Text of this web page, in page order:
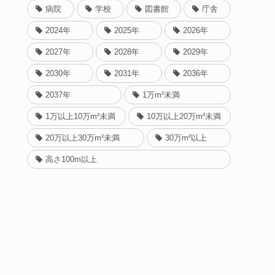
病院 学校 図書館 庁舎
2024年 2025年 2026年
2027年 2028年 2029年
2030年 2031年 2036年
2037年 1万m²未満
1万以上10万m²未満 10万以上20万m²未満
20万以上30万m²未満 30万m²以上
高さ100m以上